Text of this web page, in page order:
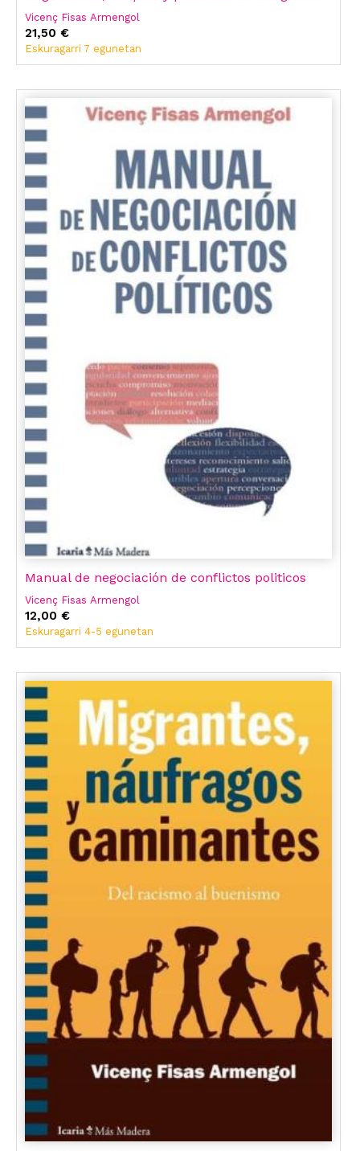
Vicenç Fisas Armengol
21,50 €
Eskuragarri 7 egunetan
Manual de negociación de conflictos politicos
Vicenç Fisas Armengol
12,00 €
Eskuragarri 4-5 egunetan